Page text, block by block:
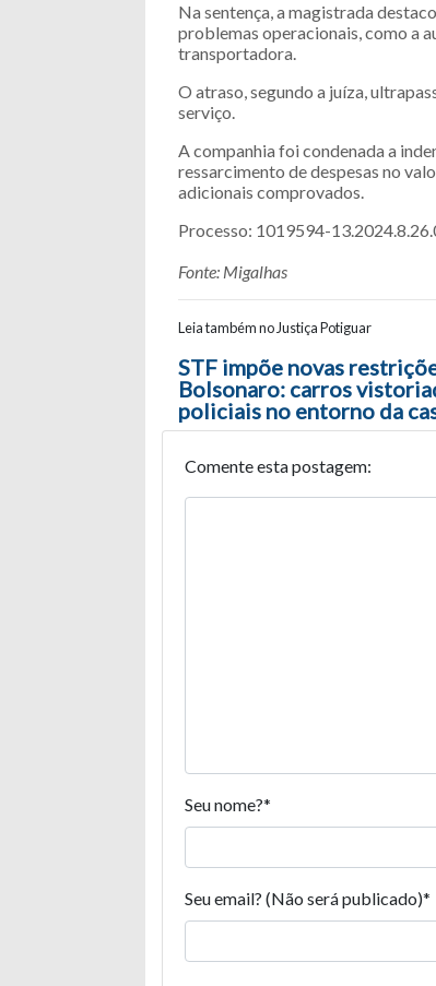
Na sentença, a magistrada
problemas operacionais, como a
transportadora.
O atraso, segundo a juíza,
serviço.
A companhia foi condenada a
ressarcimento de despesas no
adicionais comprovados.
Processo: 1019594-
Fonte: Migalhas
Leia também no Justiça Potiguar
Navegação entre
STF impõe novas
Bolsonaro: carros
policiais no entorno da
Comente esta postagem:
Seu nome?*
Seu email? (Não será publicado)*